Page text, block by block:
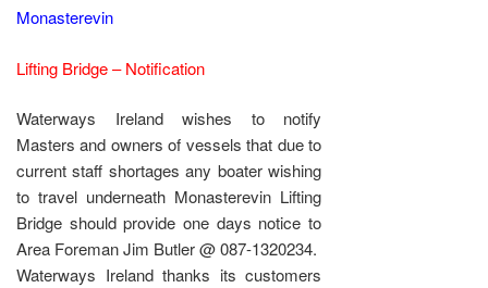
Monasterevin
Lifting Bridge – Notification
Waterways Ireland wishes to notify
Masters and owners of vessels that due to
current staff shortages any boater wishing
to travel underneath Monasterevin Lifting
Bridge should provide one days notice to
Area Foreman Jim Butler @ 087-1320234.
Waterways Ireland thanks its customers